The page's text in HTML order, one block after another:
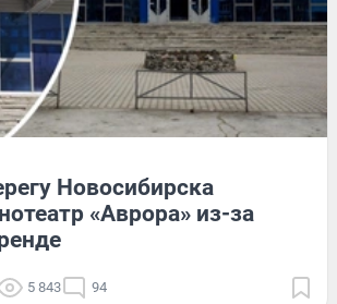
Новосибирска
«Аврора» из-за
5 843 94